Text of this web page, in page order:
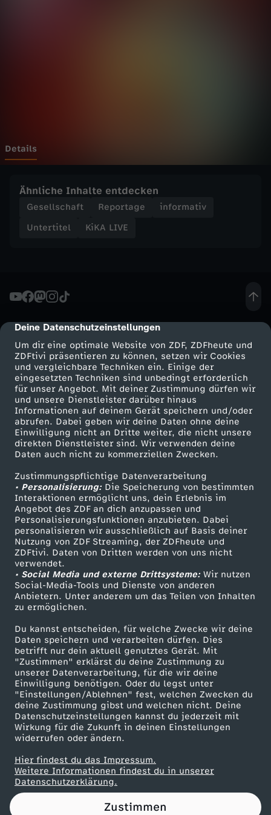
cmp-dialog-description
Deine Datenschutzeinstellungen
Um dir eine optimale Website von ZDF, ZDFheute und
ZDFtivi präsentieren zu können, setzen wir Cookies
und vergleichbare Techniken ein. Einige der
eingesetzten Techniken sind unbedingt erforderlich
für unser Angebot. Mit deiner Zustimmung dürfen wir
und unsere Dienstleister darüber hinaus
Informationen auf deinem Gerät speichern und/oder
abrufen. Dabei geben wir deine Daten ohne deine
Einwilligung nicht an Dritte weiter, die nicht unsere
direkten Dienstleister sind. Wir verwenden deine
Daten auch nicht zu kommerziellen Zwecken.
Zustimmungspflichtige Datenverarbeitung
• Personalisierung:Die Speicherung von bestimmten
Interaktionen ermöglicht uns, dein Erlebnis im
Angebot des ZDF an dich anzupassen und
Personalisierungsfunktionen anzubieten. Dabei
personalisieren wir ausschließlich auf Basis deiner
Nutzung von ZDF Streaming, der ZDFheute und
ZDFtivi. Daten von Dritten werden von uns nicht
verwendet.
• Social Media und externe Drittsysteme:Wir nutzen
Social-Media-Tools und Dienste von anderen
Anbietern. Unter anderem um das Teilen von Inhalten
zu ermöglichen.
Du kannst entscheiden, für welche Zwecke wir deine
Daten speichern und verarbeiten dürfen. Dies
betrifft nur dein aktuell genutztes Gerät. Mit
"Zustimmen" erklärst du deine Zustimmung zu
unserer Datenverarbeitung, für die wir deine
Einwilligung benötigen. Oder du legst unter
"Einstellungen/Ablehnen" fest, welchen Zwecken du
deine Zustimmung gibst und welchen nicht. Deine
Datenschutzeinstellungen kannst du jederzeit mit
Wirkung für die Zukunft in deinen Einstellungen
widerrufen oder ändern.
Hier findest du das Impressum.
Weitere Informationen findest du in unserer
Datenschutzerklärung.
Zustimmen
h
B
t
l
e
m
i
t
F
a
b
i
u
n
d
P
h
i
l
Details
Ähnliche Inhalte entdecken
Gesellschaft Reportage
informativ
Untertitel
KiKA LIVE
Mehr ZDF
ZDF-Apps
Smart TV
ZDFtext
Livestreams
Sendungen A-Z
TV-Programm
Service
ZDFmitreden
Kontakt zum ZDF
Tickets
Zuschauerservice
Hilfe
ZDF Unternehmen
Karriere
ZDF goes Schule
Werbefernsehen
Mainzelmännchen
Partner